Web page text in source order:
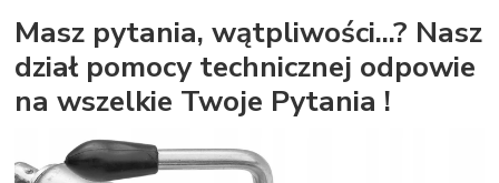
Masz pytania, wątpliwości...? Nasz
dział pomocy technicznej odpowie
na wszelkie Twoje Pytania !